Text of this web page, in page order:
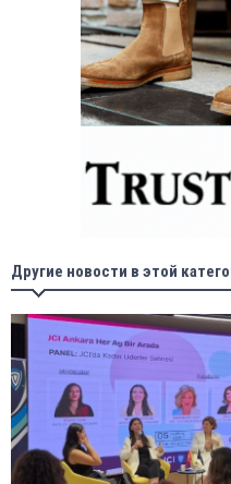
Другие новости в этой